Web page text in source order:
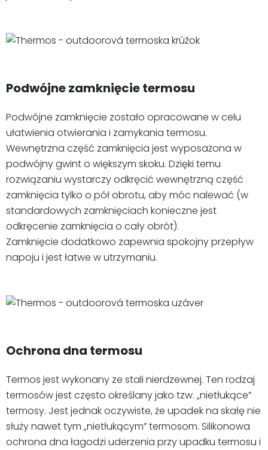
Podwójne zamknięcie termosu
Podwójne zamknięcie zostało opracowane w celu
ułatwienia otwierania i zamykania termosu.
Wewnętrzna część zamknięcia jest wyposażona w
podwójny gwint o większym skoku. Dzięki temu
rozwiązaniu wystarczy odkręcić wewnętrzną część
zamknięcia tylko o pół obrotu, aby móc nalewać (w
standardowych zamknięciach konieczne jest
odkręcenie zamknięcia o cały obrót).
Zamknięcie dodatkowo zapewnia spokojny przepływ
napoju i jest łatwe w utrzymaniu.
Ochrona dna termosu
Termos jest wykonany ze stali nierdzewnej. Ten rodzaj
termosów jest często określany jako tzw. „nietłukące”
termosy. Jest jednak oczywiste, że upadek na skałę nie
służy nawet tym „nietłukącym” termosom. Silikonowa
ochrona dna łagodzi uderzenia przy upadku termosu i